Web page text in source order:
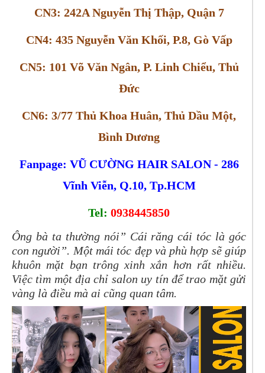
CN3: 242A Nguyễn Thị Thập, Quận 7
CN4: 435 Nguyễn Văn Khối, P.8, Gò Vấp
CN5: 101 Võ Văn Ngân, P. Linh Chiểu, Thủ
Đức
CN6: 3/77 Thủ Khoa Huân, Thủ Dầu Một,
Bình Dương
Fanpage: VŨ CƯỜNG HAIR SALON - 286
Vĩnh Viễn, Q.10, Tp.HCM
Tel: 0938445850
Ông bà ta thường nói” Cái răng cái tóc là góc
con người”. Một mái tóc đẹp và phù hợp sẽ giúp
khuôn mặt bạn trông xinh xắn hơn rất nhiều.
Việc tìm một địa chỉ salon uy tín để trao mặt gửi
vàng là điều mà ai cũng quan tâm.